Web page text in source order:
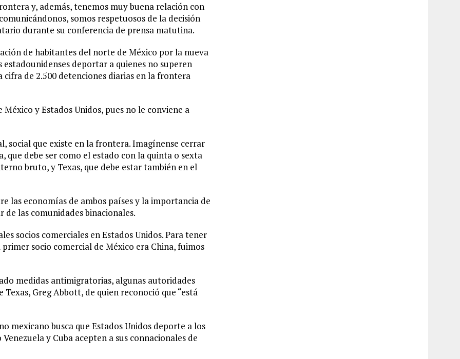
y, además, tenemos muy buena relación con
somos respetuosos de la decisión
durante su conferencia de prensa matutina.
de habitantes del norte de México por la nueva
deportar a quienes no superen
de 2.500 detenciones diarias en la frontera
y Estados Unidos, pues no le conviene a
social que existe en la frontera. Imagínense cerrar
debe ser como el estado con la quinta o sexta
bruto, y Texas, que debe estar también en el
las economías de ambos países y la importancia de
las comunidades binacionales.
socios comerciales en Estados Unidos. Para tener
socio comercial de México era China, fuimos
medidas antimigratorias, algunas autoridades
Greg Abbott, de quien reconoció que “está
mexicano busca que Estados Unidos deporte a los
y Cuba acepten a sus connacionales de